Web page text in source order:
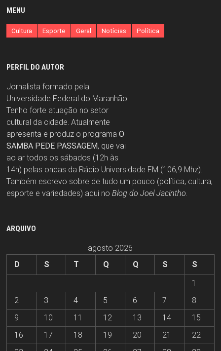
MENU
Cultura Esporte Geral Notícias Política
PERFIL DO AUTOR
Jornalista formado pela
Universidade Federal do Maranhão.
Tenho forte atuação no setor
cultural da cidade. Atualmente
apresenta e produz o programa O
SAMBA PEDE PASSAGEM, que vai
ao ar todos os sábados (12h às
14h) pelas ondas da Rádio Universidade FM (106,9 Mhz).
Também escrevo sobre de tudo um pouco (política, cultura,
esporte e variedades) aqui no Blog do Joel Jacintho.
ARQUIVO
agosto 2026
D
S T Q Q S
S
1
2
3 4 5 6 7
8
9
10 11 12 13 14
15
16
17 18 19 20 21
22